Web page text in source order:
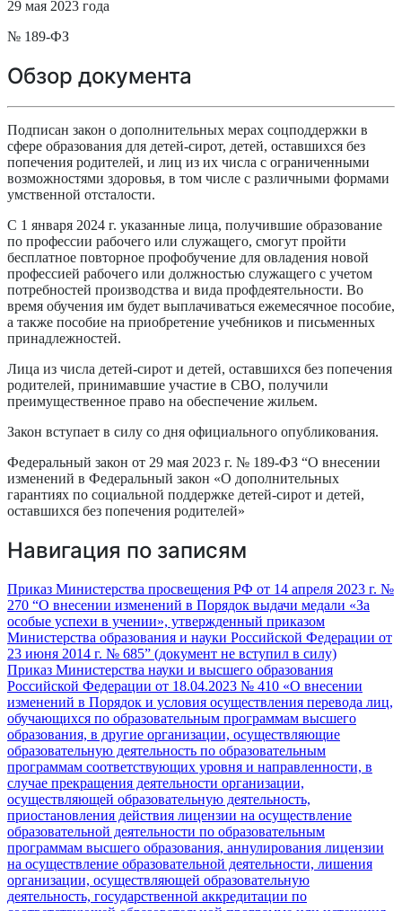
29 мая 2023 года
№ 189-ФЗ
Обзор документа
Подписан закон о дополнительных мерах соцподдержки в
сфере образования для детей-сирот, детей, оставшихся без
попечения родителей, и лиц из их числа с ограниченными
возможностями здоровья, в том числе с различными формами
умственной отсталости.
С 1 января 2024 г. указанные лица, получившие образование
по профессии рабочего или служащего, смогут пройти
бесплатное повторное профобучение для овладения новой
профессией рабочего или должностью служащего с учетом
потребностей производства и вида профдеятельности. Во
время обучения им будет выплачиваться ежемесячное пособие,
а также пособие на приобретение учебников и письменных
принадлежностей.
Лица из числа детей-сирот и детей, оставшихся без попечения
родителей, принимавшие участие в СВО, получили
преимущественное право на обеспечение жильем.
Закон вступает в силу со дня официального опубликования.
Федеральный закон от 29 мая 2023 г. № 189-ФЗ “О внесении
изменений в Федеральный закон «О дополнительных
гарантиях по социальной поддержке детей-сирот и детей,
оставшихся без попечения родителей»
Навигация по записям
Приказ Министерства просвещения РФ от 14 апреля 2023 г. №
270 “О внесении изменений в Порядок выдачи медали «За
особые успехи в учении», утвержденный приказом
Министерства образования и науки Российской Федерации от
23 июня 2014 г. № 685” (документ не вступил в силу)
Приказ Министерства науки и высшего образования
Российской Федерации от 18.04.2023 № 410 «О внесении
изменений в Порядок и условия осуществления перевода лиц,
обучающихся по образовательным программам высшего
образования, в другие организации, осуществляющие
образовательную деятельность по образовательным
программам соответствующих уровня и направленности, в
случае прекращения деятельности организации,
осуществляющей образовательную деятельность,
приостановления действия лицензии на осуществление
образовательной деятельности по образовательным
программам высшего образования, аннулирования лицензии
на осуществление образовательной деятельности, лишения
организации, осуществляющей образовательную
деятельность, государственной аккредитации по